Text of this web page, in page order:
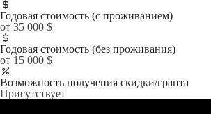
Годовая стоимость (с проживанием)
от 35 000 $
Годовая стоимость (без проживания)
от 15 000 $
Возможность получения скидки/гранта
Присутствует